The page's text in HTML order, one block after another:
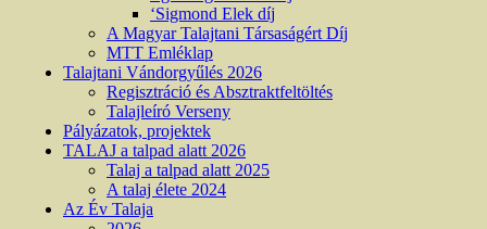
‘Sigmond Elek díj
A Magyar Talajtani Társaságért Díj
MTT Emléklap
Talajtani Vándorgyűlés 2026
Regisztráció és Absztraktfeltöltés
Talajleíró Verseny
Pályázatok, projektek
TALAJ a talpad alatt 2026
Talaj a talpad alatt 2025
A talaj élete 2024
Az Év Talaja